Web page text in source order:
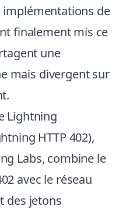
implémentations de
finalement mis ce
une
mais divergent sur
Lightning
HTTP 402),
Labs, combine le
avec le réseau
des jetons